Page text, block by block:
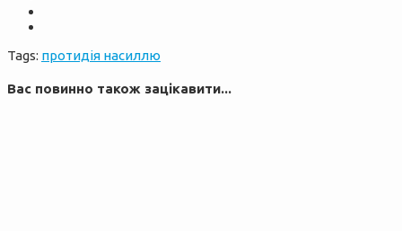
Tags: протидія насиллю
Вас повинно також зацікавити...